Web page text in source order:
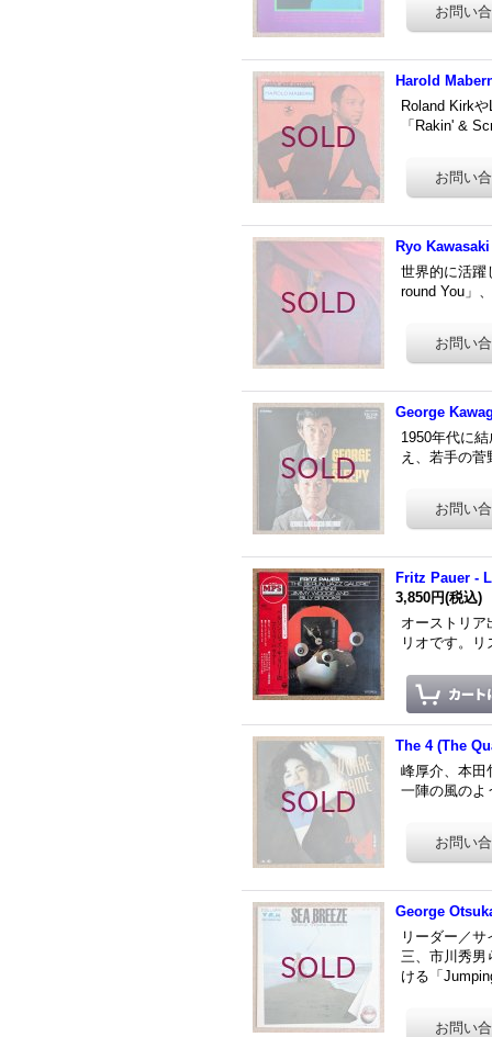
Harold
Roland Kirk
「Rakin' &
Ryo
世界的に活躍
round You」
George
1950年代に
え、若手の
Fritz Pauer -
3,850円(税込)
オーストリ
リオです。
The 4 (The
峰厚介、本田
一陣の風のよ
George
リーダー／
三、市川秀男
ける「